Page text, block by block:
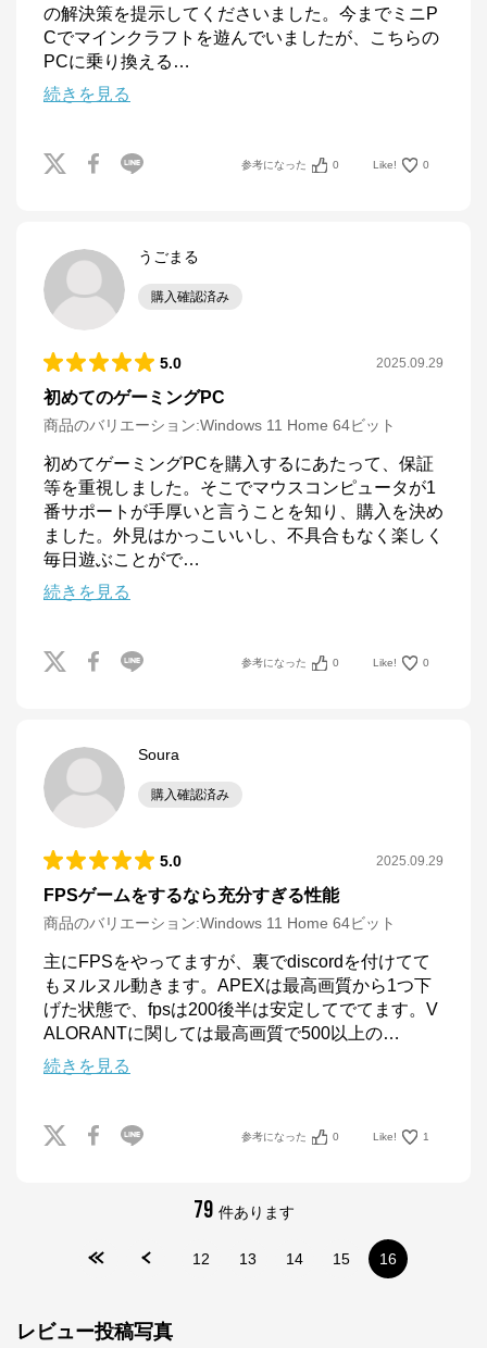
の解決策を提示してくださいました。今までミニP
Cでマインクラフトを遊んでいましたが、こちらの
PCに乗り換える …
続きを見る
参考になった 0 Like! 0
うごまる
購入確認済み
5.0 2025.09.29
初めてのゲーミングPC
商品のバリエーション:Windows 11 Home 64ビット
初めてゲーミングPCを購入するにあたって、保証
等を重視しました。そこでマウスコンピュータが1
番サポートが手厚いと言うことを知り、購入を決め
ました。外見はかっこいいし、不具合もなく楽しく
毎日遊ぶことがで…
続きを見る
参考になった 0 Like! 0
Soura
購入確認済み
5.0 2025.09.29
FPSゲームをするなら充分すぎる性能
商品のバリエーション:Windows 11 Home 64ビット
主にFPSをやってますが、裏でdiscordを付けてて
もヌルヌル動きます。APEXは最高画質から1つ下
げた状態で、fpsは200後半は安定してでてます。V
ALORANTに関しては最高画質で500以上の…
続きを見る
参考になった 0 Like! 1
79 件あります
12 13 14 15 16
レビュー投稿写真